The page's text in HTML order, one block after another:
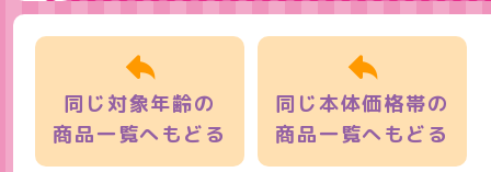
同じ 対象年齢の
商品一覧へもどる
同じ本体価格帯の
商品一覧へもどる